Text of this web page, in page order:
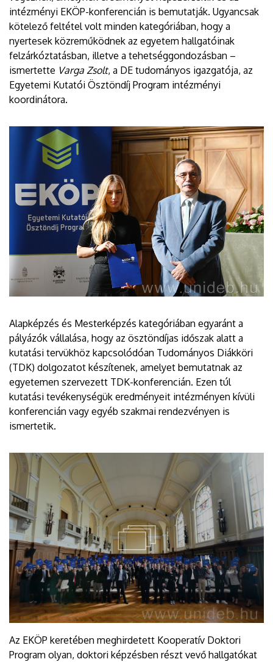
intézményi EKÖP-konferencián is bemutatják. Ugyancsak
kötelező feltétel volt minden kategóriában, hogy a
nyertesek közreműködnek az egyetem hallgatóinak
felzárkóztatásban, illetve a tehetséggondozásban –
ismertette Varga Zsolt, a DE tudományos igazgatója, az
Egyetemi Kutatói Ösztöndíj Program intézményi
koordinátora.
Alapképzés és Mesterképzés kategóriában egyaránt a
pályázók vállalása, hogy az ösztöndíjas időszak alatt a
kutatási tervükhöz kapcsolódóan Tudományos Diákköri
(TDK) dolgozatot készítenek, amelyet bemutatnak az
egyetemen szervezett TDK-konferencián. Ezen túl
kutatási tevékenységük eredményeit intézményen kívüli
konferencián vagy egyéb szakmai rendezvényen is
ismertetik.
Az EKÖP keretében meghirdetett Kooperatív Doktori
Program olyan, doktori képzésben részt vevő hallgatókat